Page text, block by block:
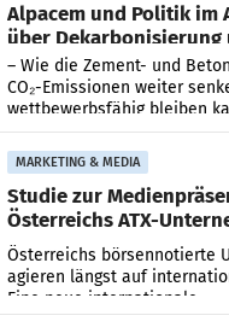
Alpacem und Politik im
über Dekarbonisierung
Energiepreise
– Wie die Zement- und
CO₂-Emissionen weiter
wettbewerbsfähig bleiben
eines Treffens zwischen
Elisabeth
MARKETING & MEDIA
Studie zur
Österreichs ATX-
international
werden
Österreichs börsennotierte
agieren längst auf
Eine neue internationale
Medienresonanzanalyse